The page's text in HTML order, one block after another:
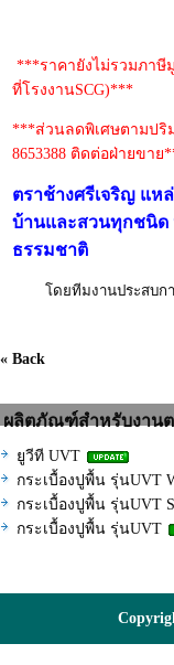
***ราคายังไม่รวมภาษี
ที่โรงงานSCG)***
***ส่วนลดพิเศษตามปริ
8653388 ติดต่อฝ่ายขาย
ตราช้างศรีเจริญ แห
บ้านและสวนทุกชนิด
ธรรมชาติ
โดยทีมงานประสบก
« Back
ผลิตภัณฑ์สำหรับงานต
ยูวีที UVT
กระเบื้องปูพื้น รุ่นUVT
กระเบื้องปูพื้น รุ่นUVT
กระเบื้องปูพื้น รุ่นUVT